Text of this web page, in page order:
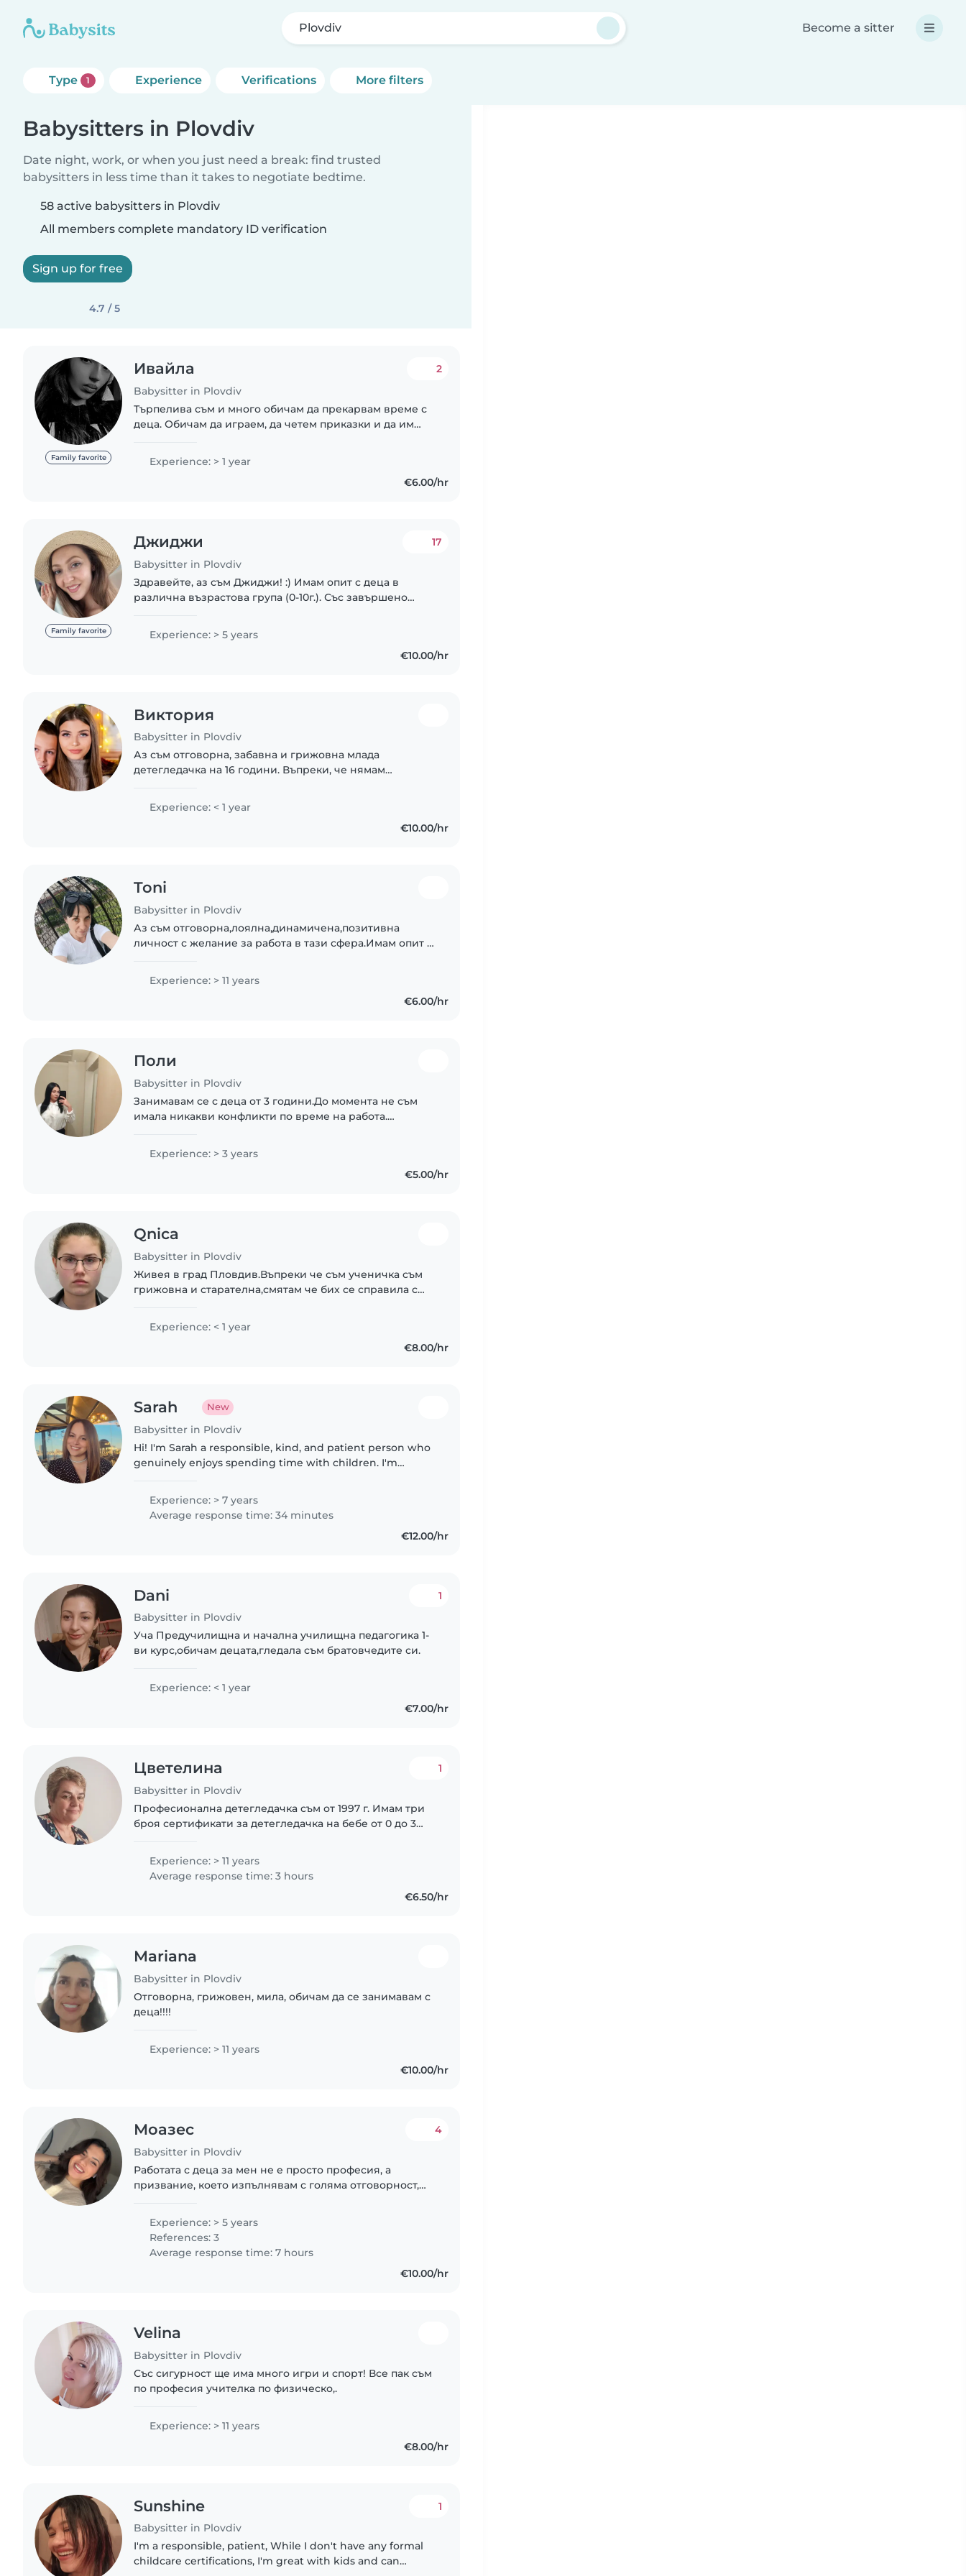
Plovdiv Become a sitter
Type 1 Experience Verifications More filters
Babysitters in Plovdiv
Date night, work, or when you just need a break: find trusted
babysitters in less time than it takes to negotiate bedtime.
58 active babysitters in Plovdiv
All members complete mandatory ID verification
Sign up for free
4.7 / 5
Family favorite
Ивайла
Babysitter in Plovdiv
2
Търпелива съм и много обичам да прекарвам време с
деца. Обичам да играем, да четем приказки и да им
топлината са най-важното, когато..
Experience: > 1 year
€6.00/hr
Family favorite
Джиджи
Babysitter in Plovdiv
17
Здравейте, аз съм Джиджи! :) Имам опит с деца в
различна възрастова група (0-10г.). Със завършено
Experience: > 5 years
€10.00/hr
Виктория
Babysitter in Plovdiv
Аз съм отговорна, забавна и грижовна млада
детегледачка на 16 години. Въпреки, че нямам
всички възрасти - от бебета до тийнейджъри...
Experience: < 1 year
€10.00/hr
Toni
Babysitter in Plovdiv
Аз съм отговорна,лоялна,динамичена,позитивна
личност с желание за работа в тази сфера.Имам опит в
години.Очаквам вашите съобщения!
Experience: > 11 years
€6.00/hr
Поли
Babysitter in Plovdiv
Занимавам се с деца от 3 години.До момента не съм
имала никакви конфликти по време на работа.
ги развличам с игри.
Experience: > 3 years
€5.00/hr
Qnica
Babysitter in Plovdiv
Живея в град Пловдив.Въпреки че съм ученичка съм
грижовна и старателна,смятам че бих се справила с
приспособявам.Интересувам се от кино и..
Experience: < 1 year
€8.00/hr
Sarah New
Babysitter in Plovdiv
Hi! I'm Sarah a responsible, kind, and patient person who
genuinely enjoys spending time with children. I'm
Experience: > 7 years
Average response time: 34 minutes
€12.00/hr
Dani
Babysitter in Plovdiv
1
Уча Предучилищна и начална училищна педагогика 1-
ви курс,обичам децата,гледала съм братовчедите си.
Experience: < 1 year
€7.00/hr
Цветелина
Babysitter in Plovdiv
1
Професионална детегледачка съм от 1997 г. Имам три
броя сертификати за детегледачка на бебе от 0 до 3
бебета до тяхното усиновавяне Била..
Experience: > 11 years
Average response time: 3 hours
€6.50/hr
Mariana
Babysitter in Plovdiv
Отговорна, грижовен, мила, обичам да се занимавам с
деца!!!!
Experience: > 11 years
€10.00/hr
Моазес
Babysitter in Plovdiv
4
Работата с деца за мен не е просто професия, а
призвание, което изпълнявам с голяма отговорност,
професионален опит като детегледачка..
Experience: > 5 years
References: 3
Average response time: 7 hours
€10.00/hr
Velina
Babysitter in Plovdiv
Със сигурност ще има много игри и спорт! Все пак съм
по професия учителка по физическо,.
Experience: > 11 years
€8.00/hr
Sunshine
Babysitter in Plovdiv
1
I'm a responsible, patient, While I don't have any formal
childcare certifications, I'm great with kids and can